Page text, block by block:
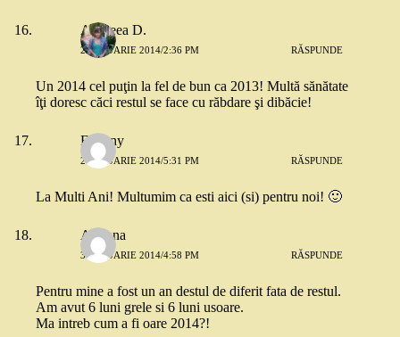
Andreea D.
2 IANUARIE 2014/2:36 PM RĂSPUNDE
Un 2014 cel puţin la fel de bun ca 2013! Multă sănătate
îţi doresc căci restul se face cu răbdare şi dibăcie!
Eugeny
2 IANUARIE 2014/5:31 PM RĂSPUNDE
La Multi Ani! Multumim ca esti aici (si) pentru noi! 🙂
Adriana
3 IANUARIE 2014/4:58 PM RĂSPUNDE
Pentru mine a fost un an destul de diferit fata de restul.
Am avut 6 luni grele si 6 luni usoare.
Ma intreb cum a fi oare 2014?!